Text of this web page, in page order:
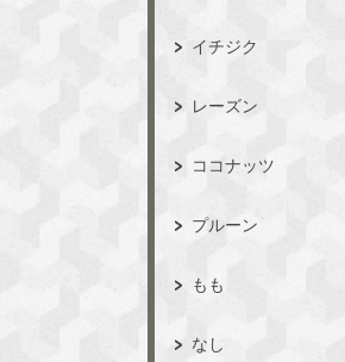
イチジク
レーズン
ココナッツ
プルーン
もも
なし